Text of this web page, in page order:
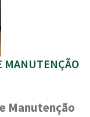
MANUTENÇÃO
Manutenção